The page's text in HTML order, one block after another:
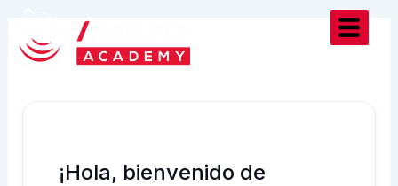
contenido
¡Hola, bienvenido de